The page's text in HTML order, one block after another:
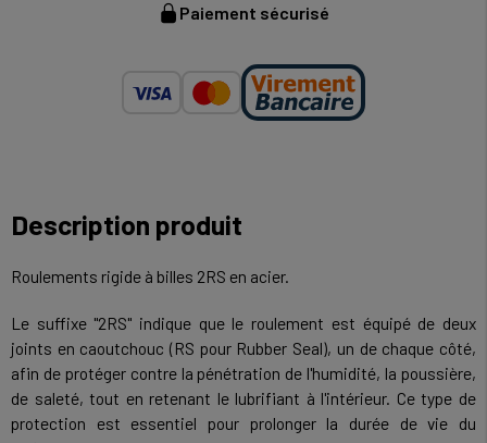
Paiement sécurisé
Description produit
Roulements rigide à billes 2RS en acier.
Le suffixe "2RS" indique que le roulement est équipé de deux
joints en caoutchouc (RS pour Rubber Seal), un de chaque côté,
afin de protéger contre la pénétration de l'humidité, la poussière,
de saleté, tout en retenant le lubrifiant à l'intérieur. Ce type de
protection est essentiel pour prolonger la durée de vie du